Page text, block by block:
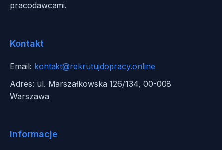
pracodawcami.
Kontakt
Email: kontakt@rekrutujdopracy.online
Adres: ul. Marszałkowska 126/134, 00-008
Warszawa
Informacje